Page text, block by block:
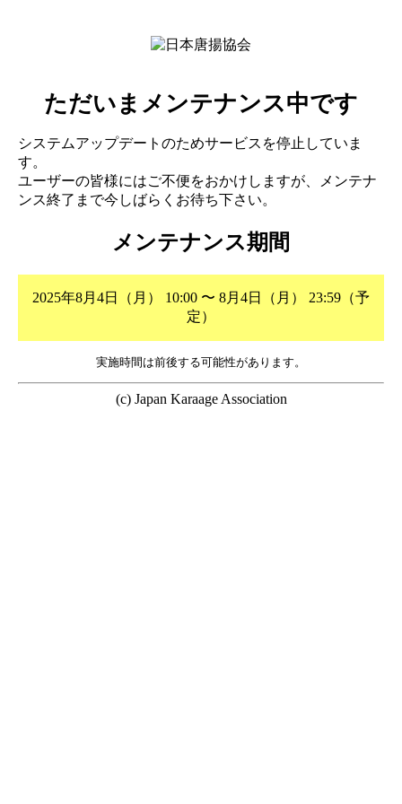
ただいまメンテナンス中です
システムアップデートのためサービスを停止していま
す。
ユーザーの皆様にはご不便をおかけしますが、メンテナ
ンス終了まで今しばらくお待ち下さい。
メンテナンス期間
2025年8月4日（月） 10:00 〜 8月4日（月） 23:59（予
定）
実施時間は前後する可能性があります。
(c) Japan Karaage Association